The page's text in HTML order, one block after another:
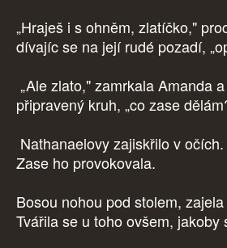
„Hraješ i s ohněm, zlatíčko,"
dívajíc se na její rudé pozadí,
„Ale zlato," zamrkala Amanda
připravený kruh, „co zase
Nathanaelovy zajiskřilo v
Zase ho provokovala.
Bosou nohou pod stolem,
Tvářila se u toho ovšem, jakoby